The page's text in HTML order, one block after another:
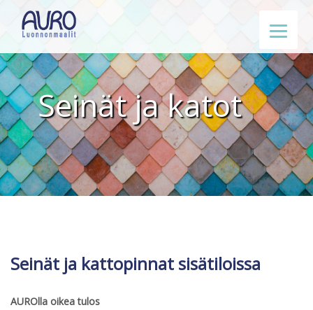
Seinät ja katot
Seinät ja kattopinnat sisätiloissa
AUROlla oikea tulos